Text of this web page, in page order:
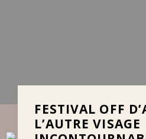
FESTIVAL OFF
L’AUTRE VISAGE